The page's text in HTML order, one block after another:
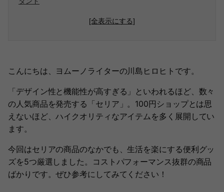
[全表示にする]
こんにちは、ヨムーノライターの川島ヒロヒトです。
「デザイン性と機能性が高すぎる」といわれるほど、数々
の人気商品を発売する「セリア」。100円ショップとは思
えないほど、ハイクオリティなアイテムを多く展開してい
ます。
今回はセリアの商品のなかでも、生活を楽にする便利グッ
ズを5つ厳選しました。コストパフォーマンス抜群の商品
ばかりです。ぜひ参考にしてみてください！